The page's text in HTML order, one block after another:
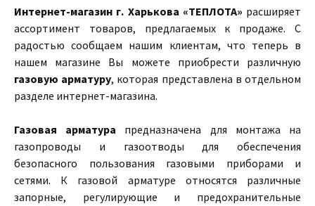
Интернет-магазин г. Харькова «ТЕПЛОТА» расширяет
ассортимент товаров, предлагаемых к продаже. С
радостью сообщаем нашим клиентам, что теперь в
нашем магазине Вы можете приобрести различную
газовую арматуру, которая представлена в отдельном
разделе интернет-магазина.
Газовая арматура предназначена для монтажа на
газопроводы и газоотводы для обеспечения
безопасного пользования газовыми приборами и
сетями. К газовой арматуре относятся различные
запорные, регулирующие и предохранительные